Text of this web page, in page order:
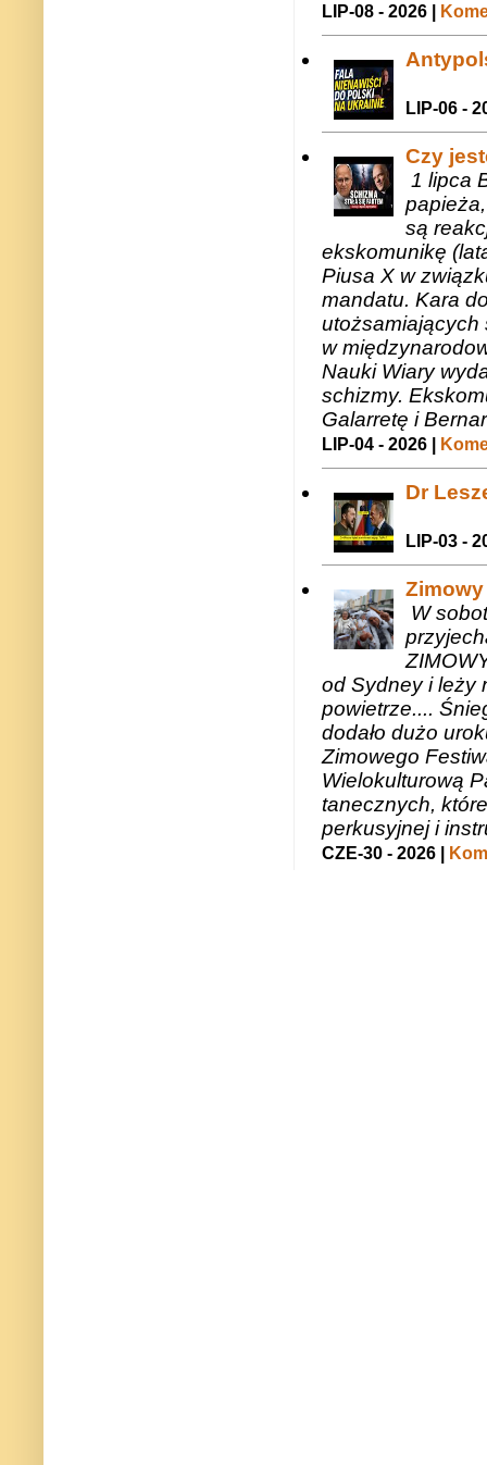
LIP-08 - 2026 |
LIP-06 -
Czy
1 lipca
są
ekskomunikę
Piusa X w
mandatu. Kara
utożsamiających
w
Nauki Wiary
schizmy.
Galarretę i
LIP-04 - 2026 |
Dr
LIP-03 -
W
od Sydney i leży
powietrze....
dodało dużo
Zimowego
Wielokulturową
tanecznych,
perkusyjnej i
CZE-30 - 2026 |